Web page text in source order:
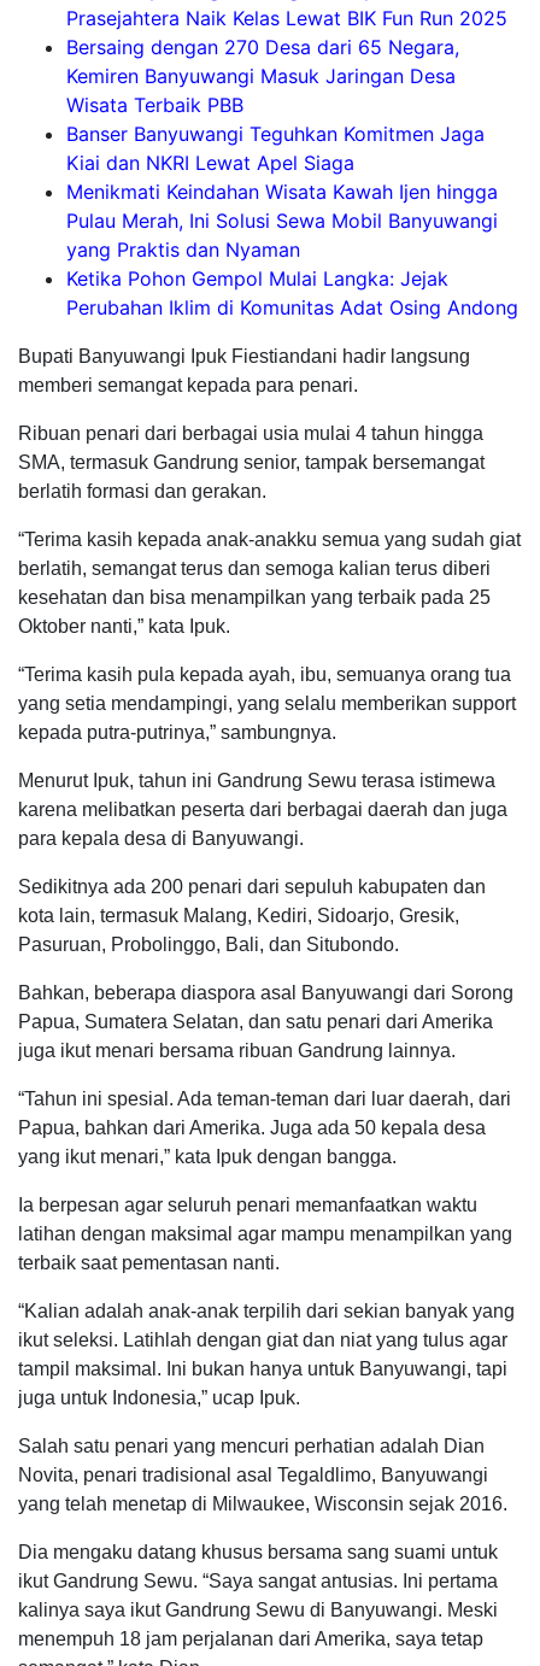
Prasejahtera Naik Kelas Lewat BIK Fun Run 2025
Bersaing dengan 270 Desa dari 65 Negara,
Kemiren Banyuwangi Masuk Jaringan Desa
Wisata Terbaik PBB
Banser Banyuwangi Teguhkan Komitmen Jaga
Kiai dan NKRI Lewat Apel Siaga
Menikmati Keindahan Wisata Kawah Ijen hingga
Pulau Merah, Ini Solusi Sewa Mobil Banyuwangi
yang Praktis dan Nyaman
Ketika Pohon Gempol Mulai Langka: Jejak
Perubahan Iklim di Komunitas Adat Osing Andong
Bupati Banyuwangi Ipuk Fiestiandani hadir langsung
memberi semangat kepada para penari.
Ribuan penari dari berbagai usia mulai 4 tahun hingga
SMA, termasuk Gandrung senior, tampak bersemangat
berlatih formasi dan gerakan.
“Terima kasih kepada anak-anakku semua yang sudah giat
berlatih, semangat terus dan semoga kalian terus diberi
kesehatan dan bisa menampilkan yang terbaik pada 25
Oktober nanti,” kata Ipuk.
“Terima kasih pula kepada ayah, ibu, semuanya orang tua
yang setia mendampingi, yang selalu memberikan support
kepada putra-putrinya,” sambungnya.
Menurut Ipuk, tahun ini Gandrung Sewu terasa istimewa
karena melibatkan peserta dari berbagai daerah dan juga
para kepala desa di Banyuwangi.
Sedikitnya ada 200 penari dari sepuluh kabupaten dan
kota lain, termasuk Malang, Kediri, Sidoarjo, Gresik,
Pasuruan, Probolinggo, Bali, dan Situbondo.
Bahkan, beberapa diaspora asal Banyuwangi dari Sorong
Papua, Sumatera Selatan, dan satu penari dari Amerika
juga ikut menari bersama ribuan Gandrung lainnya.
“Tahun ini spesial. Ada teman-teman dari luar daerah, dari
Papua, bahkan dari Amerika. Juga ada 50 kepala desa
yang ikut menari,” kata Ipuk dengan bangga.
Ia berpesan agar seluruh penari memanfaatkan waktu
latihan dengan maksimal agar mampu menampilkan yang
terbaik saat pementasan nanti.
“Kalian adalah anak-anak terpilih dari sekian banyak yang
ikut seleksi. Latihlah dengan giat dan niat yang tulus agar
tampil maksimal. Ini bukan hanya untuk Banyuwangi, tapi
juga untuk Indonesia,” ucap Ipuk.
Salah satu penari yang mencuri perhatian adalah Dian
Novita, penari tradisional asal Tegaldlimo, Banyuwangi
yang telah menetap di Milwaukee, Wisconsin sejak 2016.
Dia mengaku datang khusus bersama sang suami untuk
ikut Gandrung Sewu. “Saya sangat antusias. Ini pertama
kalinya saya ikut Gandrung Sewu di Banyuwangi. Meski
menempuh 18 jam perjalanan dari Amerika, saya tetap